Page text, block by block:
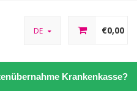
DE €0,00
Krankenkasse?